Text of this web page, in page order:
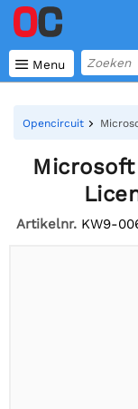
 Menu
Opencircuit
Microsoft
Artikelnr. KW9-